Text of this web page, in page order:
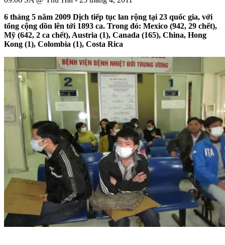
6 tháng 5 năm 2009 Dịch tiếp tục lan rộng tại 23 quốc gia, với
tổng cộng dồn lên tới 1893 ca. Trong đó: Mexico (942, 29 chết),
Mỹ (642, 2 ca chết), Austria (1), Canada (165), China, Hong
Kong (1), Colombia (1), Costa Rica